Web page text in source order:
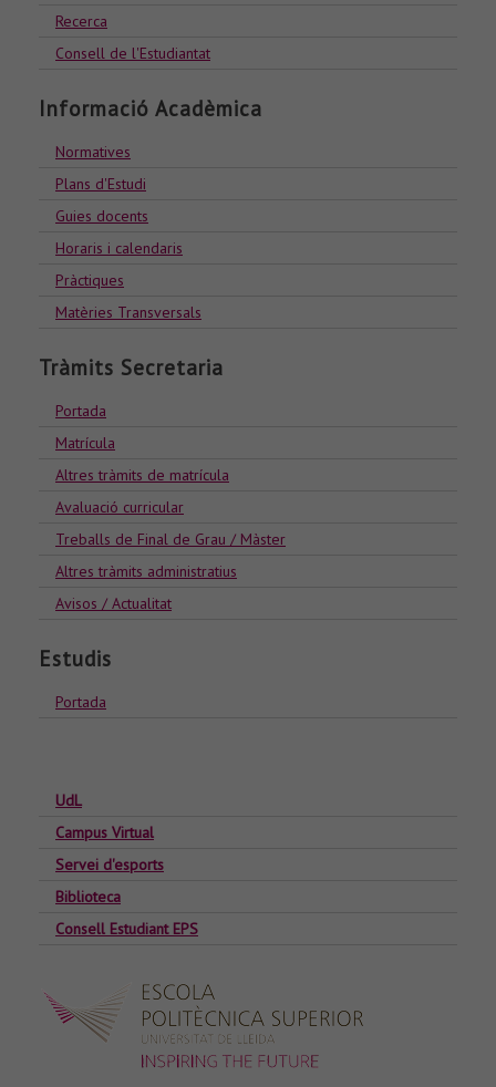
Recerca
Consell de l'Estudiantat
Informació Acadèmica
Normatives
Plans d'Estudi
Guies docents
Horaris i calendaris
Pràctiques
Matèries Transversals
Tràmits Secretaria
Portada
Matrícula
Altres tràmits de matrícula
Avaluació curricular
Treballs de Final de Grau / Màster
Altres tràmits administratius
Avisos / Actualitat
Estudis
Portada
UdL
Campus Virtual
Servei d'esports
Biblioteca
Consell Estudiant EPS